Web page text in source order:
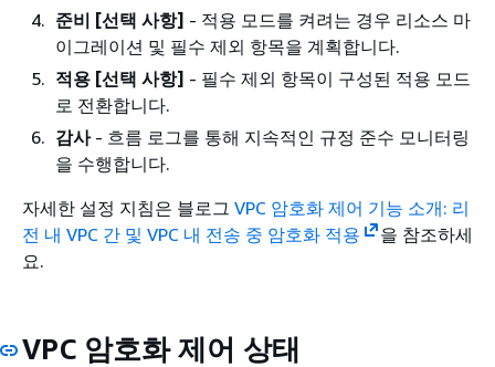
준비 [선택 사항] - 적용 모드를 켜려는 경우 리소스 마
이그레이션 및 필수 제외 항목을 계획합니다.
적용 [선택 사항] - 필수 제외 항목이 구성된 적용 모드
로 전환합니다.
감사- 흐름 로그를 통해 지속적인 규정 준수 모니터링
을 수행합니다.
자세한 설정 지침은 블로그 VPC 암호화 제어 기능 소개: 리
전 내 VPC 간 및 VPC 내 전송 중 암호화 적용
을 참조하세
요.
VPC 암호화 제어 상태